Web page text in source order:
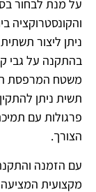
על מנת לבחור
והקונסטרוקציה
ניתן ליצור
בהתקנה על גבי
משטח המרפסת
תשית ניתן
פרגולות עם
הצורך.
עם הזמנה
מקצועית